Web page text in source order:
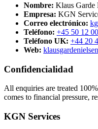
Nombre: Klaus Garde
Empresa: KGN
Correo electrónico:
Teléfono: +45 50 12
Teléfono UK: +44 20
Web:
Confidencialidad
All enquiries are treated
comes to financial pressure,
KGN Services